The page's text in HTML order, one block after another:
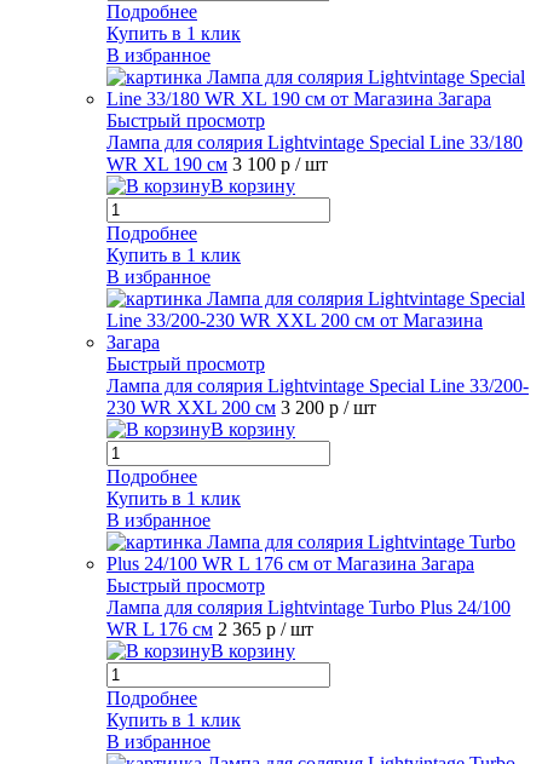
Подробнее
Купить в 1 клик
В избранное
Быстрый просмотр
Лампа для солярия Lightvintage Special Line 33/180
WR XL 190 см 3 100 р / шт
В корзину
Подробнее
Купить в 1 клик
В избранное
Быстрый просмотр
Лампа для солярия Lightvintage Special Line 33/200-
230 WR XXL 200 см 3 200 р / шт
В корзину
Подробнее
Купить в 1 клик
В избранное
Быстрый просмотр
Лампа для солярия Lightvintage Turbo Plus 24/100
WR L 176 см 2 365 р / шт
В корзину
Подробнее
Купить в 1 клик
В избранное